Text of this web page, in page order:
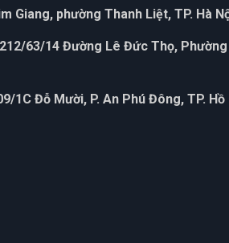
Giang, phường Thanh Liệt, TP. Hà
63/14 Đường Lê Đức Thọ,
1C Đỗ Mười, P. An Phú Đông, TP. Hồ